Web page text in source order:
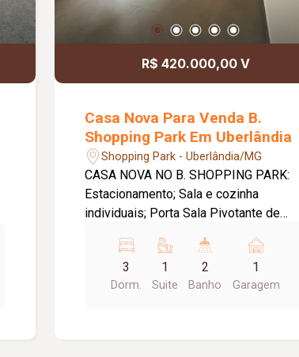
R$ 420.000,00 V
Casa Nova Para Venda B.
Shopping Park Em Uberlândia
Shopping Park - Uberlândia/MG
CASA NOVA NO B. SHOPPING PARK:
Estacionamento; Sala e cozinha
individuais; Porta Sala Pivotante de
suíte; Banheiro social; Cozinha;
Lavanderia; Pé Direito de 3,10m de
altura; Janelas em Blindex sendo janela
3
Dorm.
1
Suite
2
Banho
1
Garagem